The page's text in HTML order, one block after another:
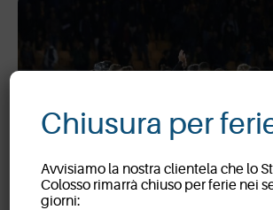
Partner
dell’U.S.
Chiusura per
Avvisiamo la nostra clientela che lo
Colosso rimarrà chiuso per ferie nei
giorni: